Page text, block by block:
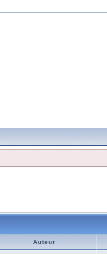
Auteur